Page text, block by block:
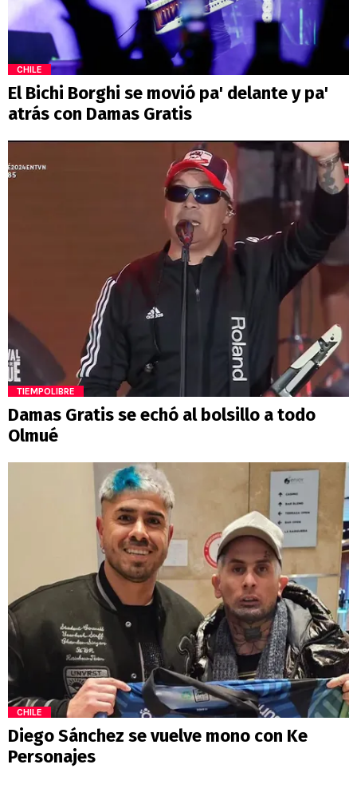
CHILE
El Bichi Borghi se movió pa' delante y pa'
atrás con Damas Gratis
TIEMPOLIBRE
Damas Gratis se echó al bolsillo a todo
Olmué
CHILE
Diego Sánchez se vuelve mono con Ke
Personajes